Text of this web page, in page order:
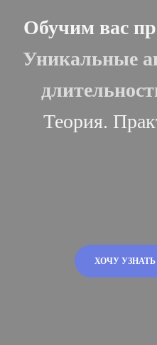
Обучим вас
Уникальные
Теория.
ХОЧУ